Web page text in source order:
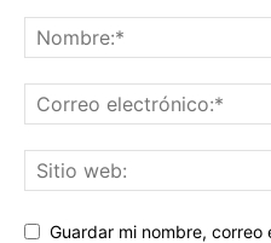
Guardar mi nombre,